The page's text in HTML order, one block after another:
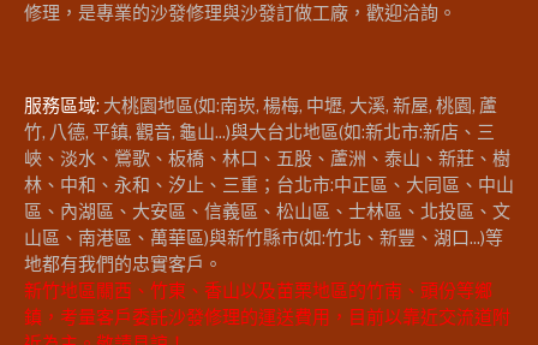
修理，是專業的沙發修理與沙發訂做工廠，歡迎洽詢。
服務區域: 大桃園地區(如:南崁, 楊梅, 中壢, 大溪, 新屋, 桃園, 蘆
竹, 八德, 平鎮, 觀音, 龜山...)與大台北地區(如:新北市:新店、三
峽、淡水、鶯歌、板橋、林口、五股、蘆洲、泰山、新莊、樹
林、中和、永和、汐止、三重；台北市:中正區、大同區、中山
區、內湖區、大安區、信義區、松山區、士林區、北投區、文
山區、南港區、萬華區)與新竹縣市(如:竹北、新豐、湖口...)等
地都有我們的忠實客戶。
新竹地區關西、竹東、香山以及苗栗地區的竹南、頭份等鄉
鎮，考量客戶委託沙發修理的運送費用，目前以靠近交流道附